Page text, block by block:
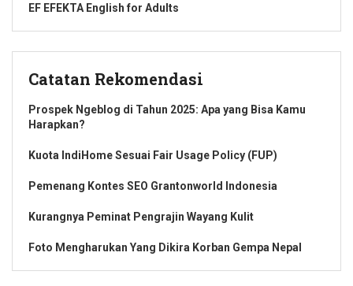
EF EFEKTA English for Adults
Catatan Rekomendasi
Prospek Ngeblog di Tahun 2025: Apa yang Bisa Kamu
Harapkan?
Kuota IndiHome Sesuai Fair Usage Policy (FUP)
Pemenang Kontes SEO Grantonworld Indonesia
Kurangnya Peminat Pengrajin Wayang Kulit
Foto Mengharukan Yang Dikira Korban Gempa Nepal